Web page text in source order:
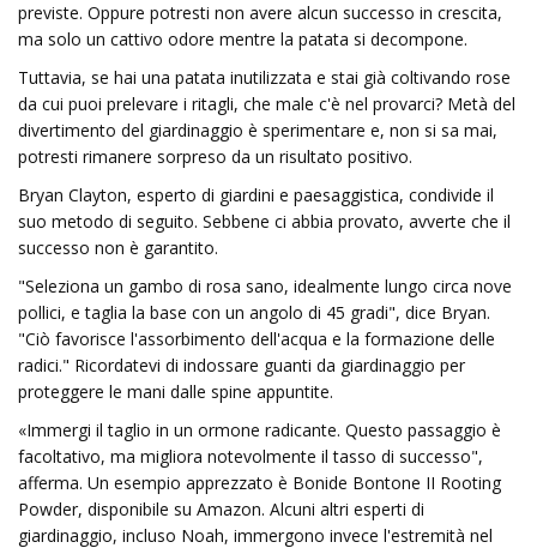
previste. Oppure potresti non avere alcun successo in crescita,
ma solo un cattivo odore mentre la patata si decompone.
Tuttavia, se hai una patata inutilizzata e stai già coltivando rose
da cui puoi prelevare i ritagli, che male c'è nel provarci? Metà del
divertimento del giardinaggio è sperimentare e, non si sa mai,
potresti rimanere sorpreso da un risultato positivo.
Bryan Clayton, esperto di giardini e paesaggistica, condivide il
suo metodo di seguito. Sebbene ci abbia provato, avverte che il
successo non è garantito.
"Seleziona un gambo di rosa sano, idealmente lungo circa nove
pollici, e taglia la base con un angolo di 45 gradi", dice Bryan.
"Ciò favorisce l'assorbimento dell'acqua e la formazione delle
radici." Ricordatevi di indossare guanti da giardinaggio per
proteggere le mani dalle spine appuntite.
«Immergi il taglio in un ormone radicante. Questo passaggio è
facoltativo, ma migliora notevolmente il tasso di successo",
afferma. Un esempio apprezzato è Bonide Bontone II Rooting
Powder, disponibile su Amazon. Alcuni altri esperti di
giardinaggio, incluso Noah, immergono invece l'estremità nel